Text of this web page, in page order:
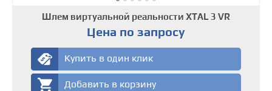
Шлем виртуальной реальности XTAL 3 VR
Цена по запросу
Купить в один клик
Добавить в корзину